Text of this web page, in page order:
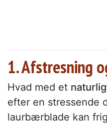
1. Afstresning
Hvad med et
efter en stressende
laurbærblade kan